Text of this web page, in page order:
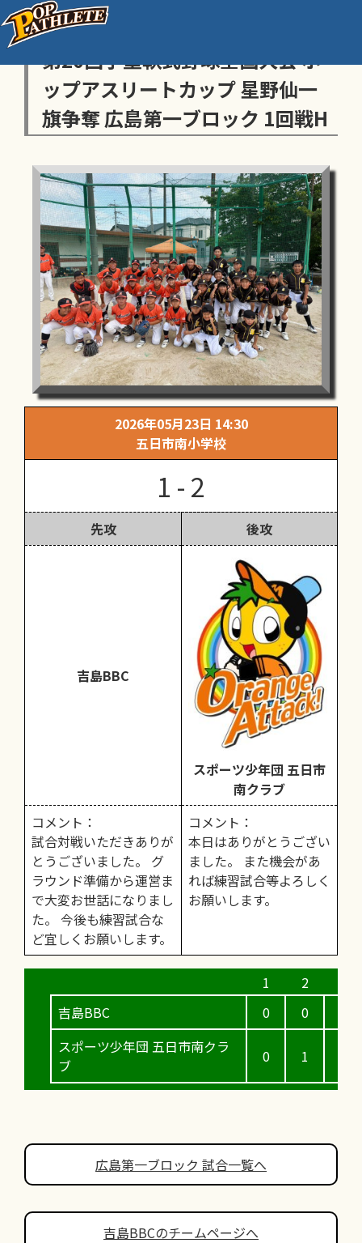
センス・トラストトーナメント
第20回学童軟式野球全国大会 ポ
ップアスリートカップ 星野仙一
旗争奪 広島第一ブロック 1回戦H
2026年05月23日 14:30
五日市南小学校
1 - 2
先攻 後攻
吉島BBC
スポーツ少年団 五日市
南クラブ
コメント：
試合対戦いただきありが
とうございました。 グ
ラウンド準備から運営ま
で大変お世話になりまし
た。 今後も練習試合な
ど宜しくお願いします。
コメント：
本日はありがとうござい
ました。 また機会があ
れば練習試合等よろしく
お願いします。
吉島BBC
スポーツ少年団 五日市南クラ
ブ
0
0
0
1
広島第一ブロック 試合一覧へ
吉島BBCのチームページへ